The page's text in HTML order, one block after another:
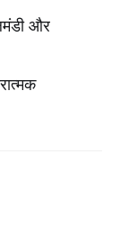
और